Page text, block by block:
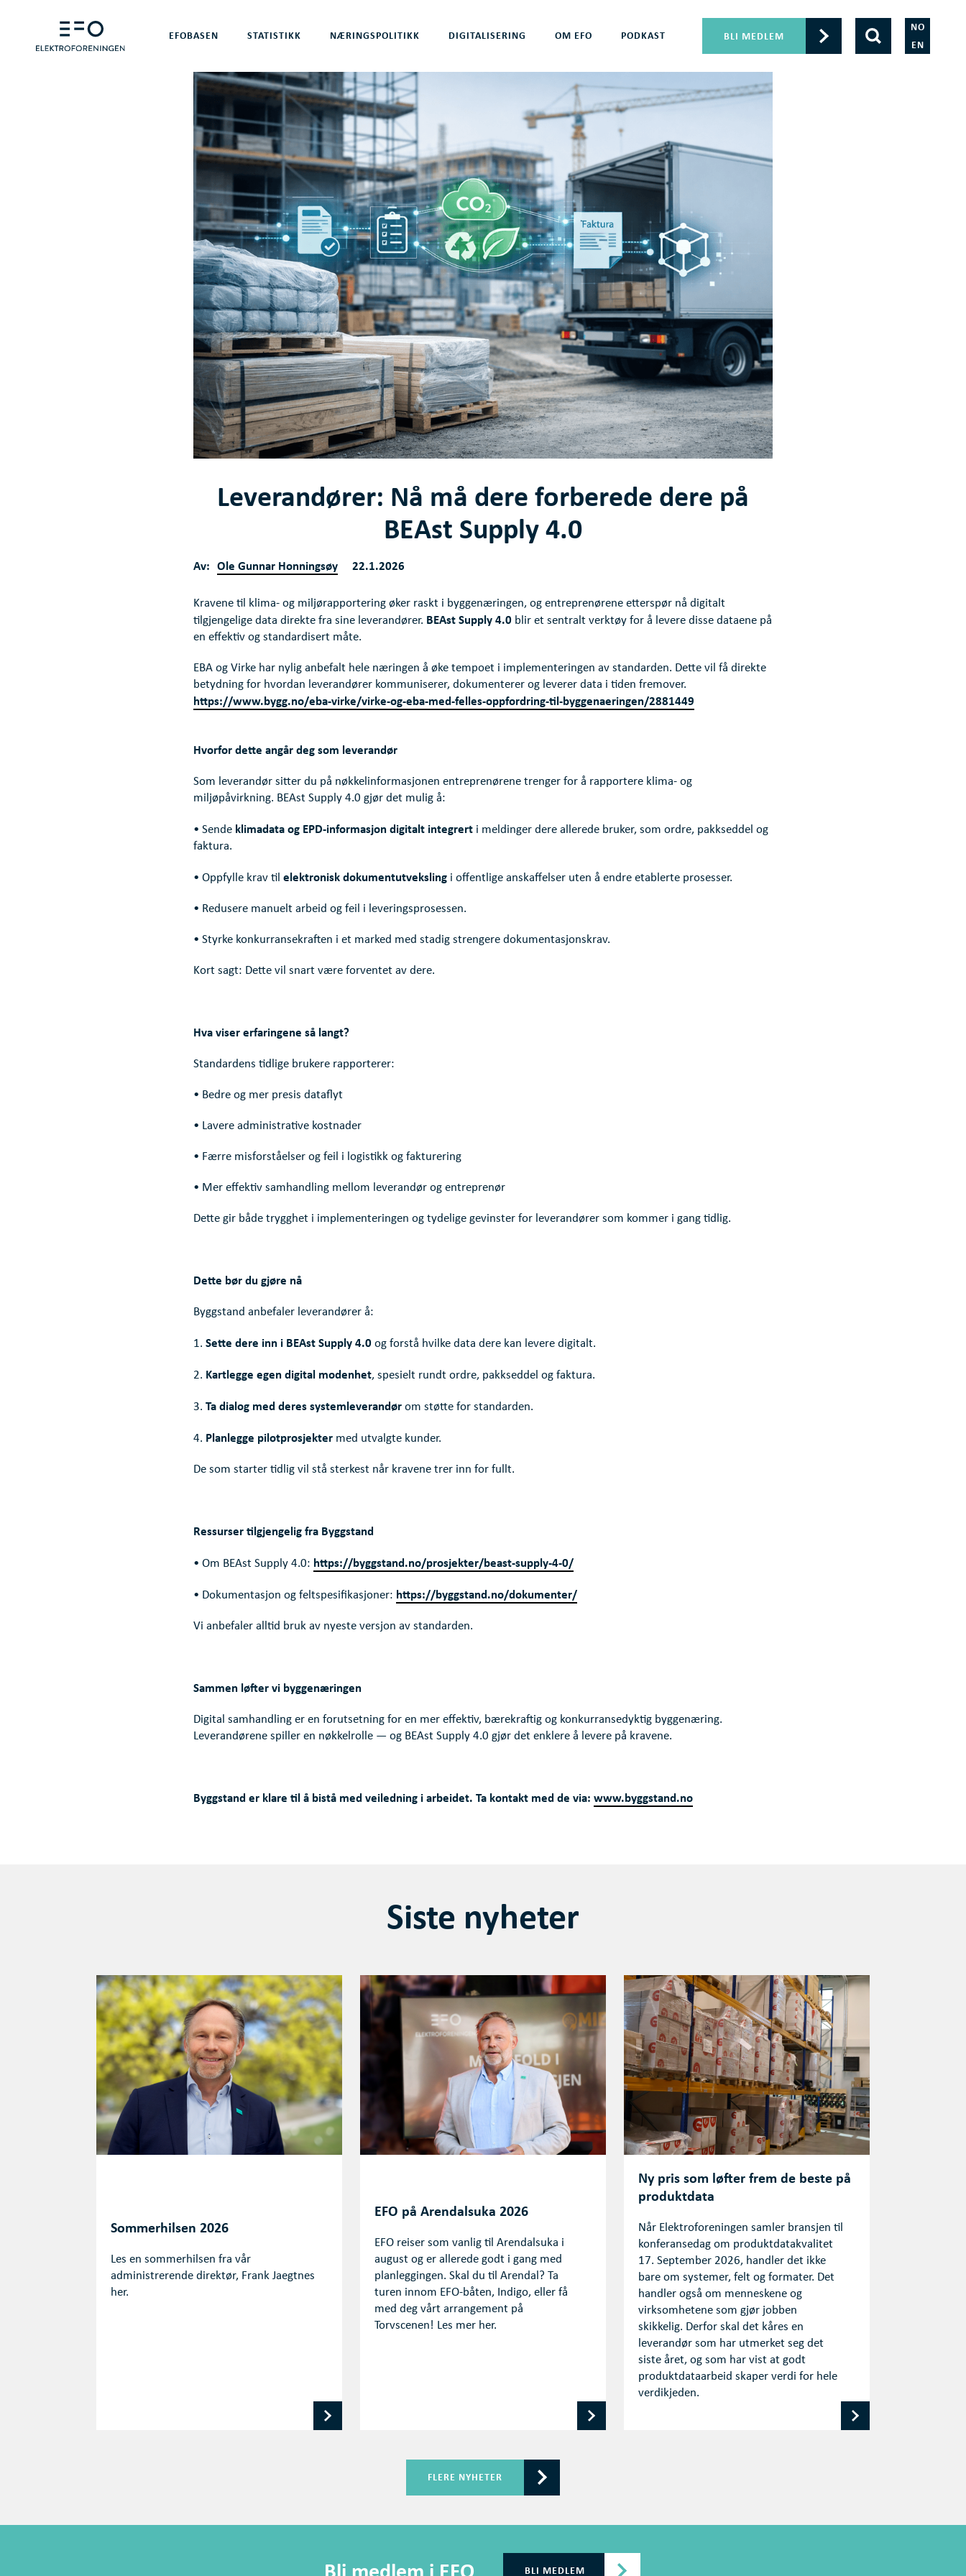
EFOBASEN STATISTIKK NÆRINGSPOLITIKK DIGITALISERING OM EFO PODKAST BLI MEDLEM
NO
EN
Leverandører: Nå må dere forberede dere på
BEAst Supply 4.0
Av: Ole Gunnar Honningsøy 22.1.2026
Kravene til klima- og miljørapportering øker raskt i byggenæringen, og entreprenørene etterspør nå digitalt
tilgjengelige data direkte fra sine leverandører. BEAst Supply 4.0blir et sentralt verktøy for å levere disse dataene på
en effektiv og standardisert måte.
EBA og Virke har nylig anbefalt hele næringen å øke tempoet i implementeringen av standarden. Dette vil få direkte
betydning for hvordan leverandører kommuniserer, dokumenterer og leverer data i tiden fremover.
https://www.bygg.no/eba-virke/virke-og-eba-med-felles-oppfordring-til-byggenaeringen/2881449
Hvorfor dette angår deg som leverandør
Som leverandør sitter du på nøkkelinformasjonen entreprenørene trenger for å rapportere klima- og
miljøpåvirkning. BEAst Supply 4.0 gjør det mulig å:
• Sende klimadata og EPD-informasjon digitalt integrerti meldinger dere allerede bruker, som ordre, pakkseddel og
faktura.
• Oppfylle krav til elektronisk dokumentutvekslingi offentlige anskaffelser uten å endre etablerte prosesser.
• Redusere manuelt arbeid og feil i leveringsprosessen.
• Styrke konkurransekraften i et marked med stadig strengere dokumentasjonskrav.
Kort sagt: Dette vil snart være forventet av dere.
Hva viser erfaringene så langt?
Standardens tidlige brukere rapporterer:
• Bedre og mer presis dataflyt
• Lavere administrative kostnader
• Færre misforståelser og feil i logistikk og fakturering
• Mer effektiv samhandling mellom leverandør og entreprenør
Dette gir både trygghet i implementeringen og tydelige gevinster for leverandører som kommer i gang tidlig.
Dette bør du gjøre nå
Byggstand anbefaler leverandører å:
1. Sette dere inn i BEAst Supply 4.0og forstå hvilke data dere kan levere digitalt.
2. Kartlegge egen digital modenhet, spesielt rundt ordre, pakkseddel og faktura.
3. Ta dialog med deres systemleverandørom støtte for standarden.
4. Planlegge pilotprosjektermed utvalgte kunder.
De som starter tidlig vil stå sterkest når kravene trer inn for fullt.
Ressurser tilgjengelig fra Byggstand
• Om BEAst Supply 4.0: https://byggstand.no/prosjekter/beast-supply-4-0/
• Dokumentasjon og feltspesifikasjoner: https://byggstand.no/dokumenter/
Vi anbefaler alltid bruk av nyeste versjon av standarden.
Sammen løfter vi byggenæringen
Digital samhandling er en forutsetning for en mer effektiv, bærekraftig og konkurransedyktig byggenæring.
Leverandørene spiller en nøkkelrolle — og BEAst Supply 4.0 gjør det enklere å levere på kravene.
Byggstand er klare til å bistå med veiledning i arbeidet. Ta kontakt med de via: www.byggstand.no
Siste nyheter
Sommerhilsen 2026
Les en sommerhilsen fra vår
administrerende direktør, Frank Jaegtnes
her.
EFO på Arendalsuka 2026
EFO reiser som vanlig til Arendalsuka i
august og er allerede godt i gang med
planleggingen. Skal du til Arendal? Ta
turen innom EFO-båten, Indigo, eller få
med deg vårt arrangement på
Torvscenen! Les mer her.
Ny pris som løfter frem de beste på
produktdata
Når Elektroforeningen samler bransjen til
konferansedag om produktdatakvalitet
17. September 2026, handler det ikke
bare om systemer, felt og formater. Det
handler også om menneskene og
virksomhetene som gjør jobben
skikkelig. Derfor skal det kåres en
leverandør som har utmerket seg det
siste året, og som har vist at godt
produktdataarbeid skaper verdi for hele
verdikjeden.
FLERE NYHETER
Bli medlem i EFO BLI MEDLEM